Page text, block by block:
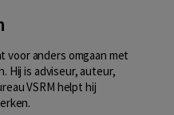
voor anders omgaan met
Hij is adviseur, auteur,
VSRM helpt hij